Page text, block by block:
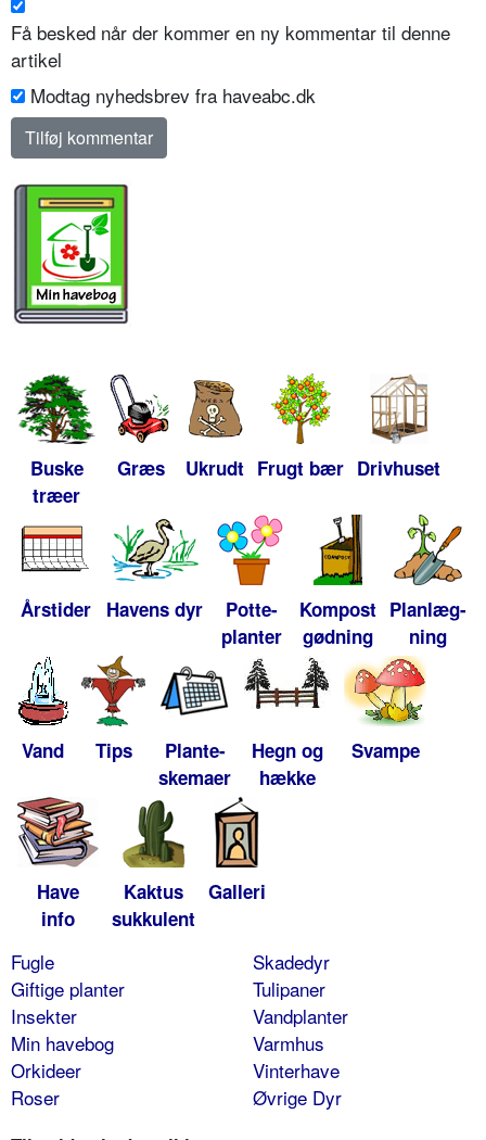
Få besked når der kommer en ny kommentar til denne
artikel
Modtag nyhedsbrev fra haveabc.dk
Buske
træer
Græs Ukrudt Frugt bær Drivhuset
Årstider Havens dyr
Potte-
planter
Kompost
gødning
Planlæg-
ning
Vand Tips
Plante-
skemaer
Hegn og
hække
Svampe
Have
info
Kaktus
sukkulent
Galleri
Fugle
Giftige planter
Insekter
Min havebog
Orkideer
Roser
Skadedyr
Tulipaner
Vandplanter
Varmhus
Vinterhave
Øvrige Dyr